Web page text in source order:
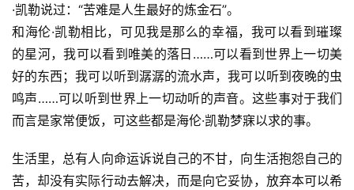
·凯勒说过：“苦难是人生最好的炼金石”。
和海伦·凯勒相比，可见我是那么的幸福，我可以看到璀璨
的星河，我可以看到唯美的落日……可以看到世界上一切美
好的东西；我可以听到潺潺的流水声，我可以听到夜晚的虫
鸣声……可以听到世界上一切动听的声音。这些事对于我们
而言是家常便饭，可这些都是海伦·凯勒梦寐以求的事。
生活里，总有人向命运诉说自己的不甘，向生活抱怨自己的
苦，却没有实际行动去解决，而是向它妥协，放弃本可以希